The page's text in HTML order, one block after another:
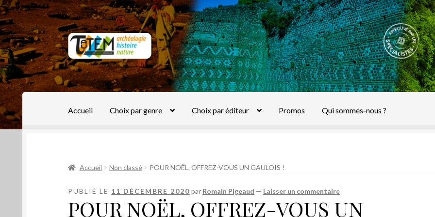
Aller
à
la
navigation
Aller
au
contenu
Accueil Choix par genre Choix par éditeur Promos Qui sommes-nous ?
Accueil Non classé POUR NOËL, OFFREZ-VOUS UN GAULOIS !
PUBLIÉ LE 11 DÉCEMBRE 2020 par Romain Pigeaud — Laisser un commentaire
POUR NOËL, OFFREZ-VOUS UN